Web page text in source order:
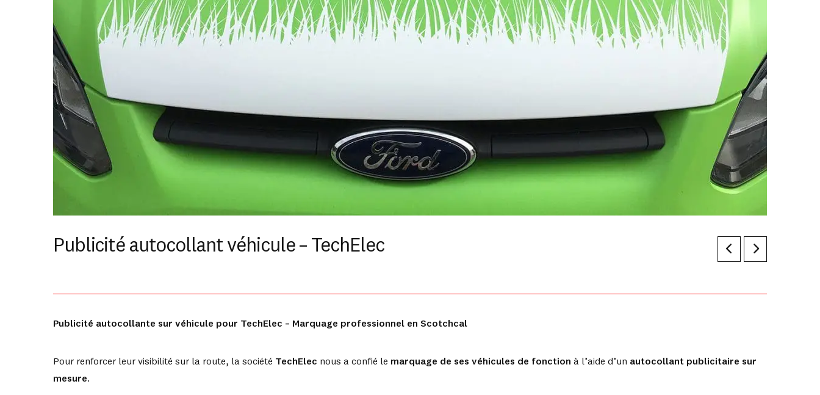
Publicité autocollant véhicule – TechElec
Publicité autocollante sur véhicule pour TechElec – Marquage professionnel en Scotchcal
Pour renforcer leur visibilité sur la route, la société TechElec nous a confié le marquage de ses véhicules de fonction à l’aide d’un autocollant publicitaire sur
mesure.